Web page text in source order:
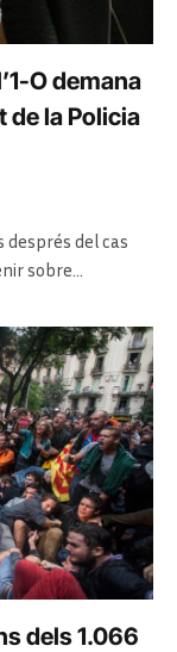
O demana
de la Policia
després del cas
sobre…
dels 1.066